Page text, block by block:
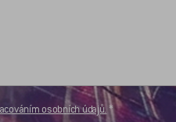
osobních údajů.